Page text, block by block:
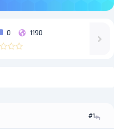
0 1190
#1